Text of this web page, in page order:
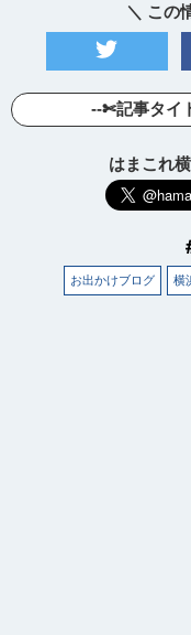
＼ この
--✄記事タイ
はまこれ
お出かけブログ 横